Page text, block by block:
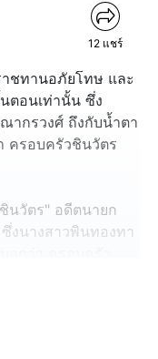
12 แชร์
ชทานอภัยโทษ และ
ตอนเท่านั้น ซึ่ง
ากรวงศ์ ถึงกับน้ำตา
ครอบครัวชินวัตร
นวัตร" อดีตนายก
งนางสาวพินทองทา
มถึงดีใจกับ